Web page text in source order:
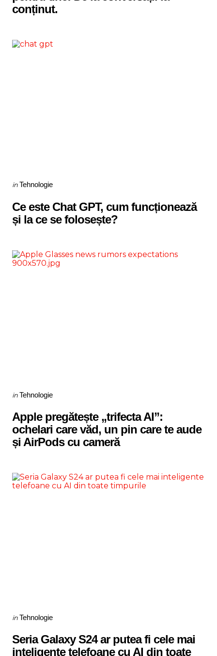
conținut.
Categories
Posted
inTehnologie
Ce este Chat GPT, cum funcționează
și la ce se folosește?
Categories
Posted
inTehnologie
Apple pregătește „trifecta AI”:
ochelari care văd, un pin care te aude
și AirPods cu cameră
Categories
Posted
inTehnologie
Seria Galaxy S24 ar putea fi cele mai
inteligente telefoane cu AI din toate